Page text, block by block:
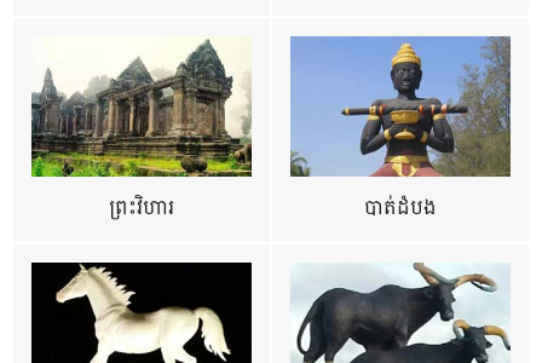
ព្រះវិហារ បាត់ដំបង